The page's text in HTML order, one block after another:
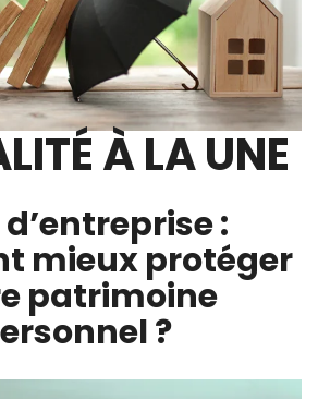
À LA UNE
:
mieux protéger
patrimoine
?